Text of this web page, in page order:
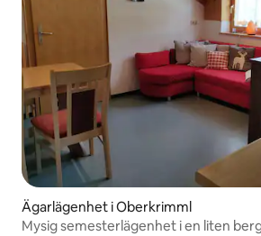
Ägarlägenhet i Oberkrimml
Mysig semesterlägenhet i en liten